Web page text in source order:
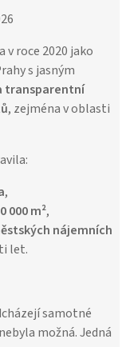
v roce 2020 jako
s jasným
transparentní
, zejména v oblasti
,
000 m²,
nájemních
let.
samotné
možná. Jedná